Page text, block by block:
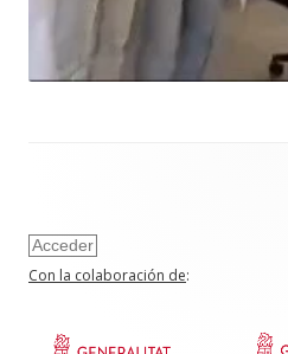
Acceder
Con la colaboración de: